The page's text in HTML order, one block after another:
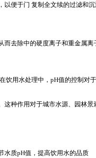
便于门 复制全文续的过滤和
去除中的硬度离子和重金属
用水处理中，pH值的控制对
种作用对于城市水源、园林景
水质pH值，提高饮用水的品质